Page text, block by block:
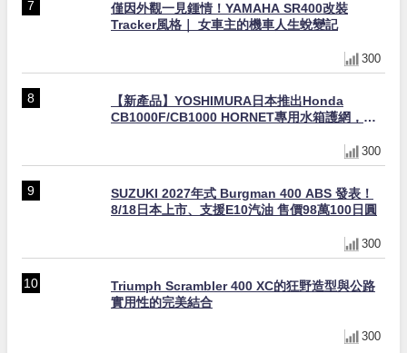
僅因外觀一見鍾情！YAMAHA SR400改裝
Tracker風格｜ 女車主的機車人生蛻變記
300
【新產品】YOSHIMURA日本推出Honda
CB1000F/CB1000 HORNET專用水箱護網，六
300
SUZUKI 2027年式 Burgman 400 ABS 發表！
8/18日本上市、支援E10汽油 售價98萬100日圓
300
Triumph Scrambler 400 XC的狂野造型與公路
實用性的完美結合
300